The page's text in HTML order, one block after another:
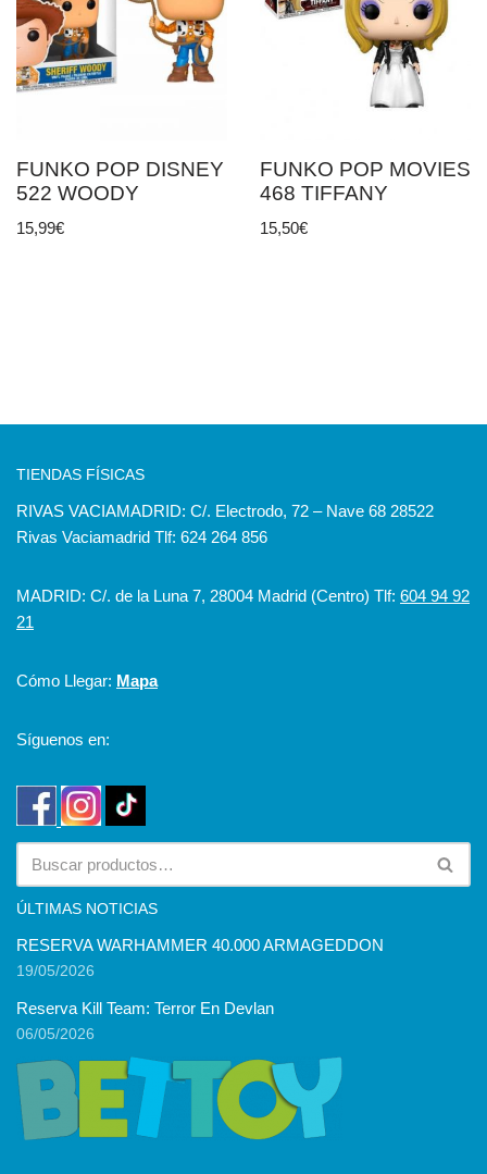
FUNKO POP DISNEY
522 WOODY
15,99€
FUNKO POP MOVIES
468 TIFFANY
15,50€
TIENDAS FÍSICAS
RIVAS VACIAMADRID: C/. Electrodo, 72 – Nave 68 28522
Rivas Vaciamadrid Tlf: 624 264 856
MADRID: C/. de la Luna 7, 28004 Madrid (Centro) Tlf: 604 94 92
21
Cómo Llegar: Mapa
Síguenos en:
ÚLTIMAS NOTICIAS
RESERVA WARHAMMER 40.000 ARMAGEDDON
19/05/2026
Reserva Kill Team: Terror En Devlan
06/05/2026